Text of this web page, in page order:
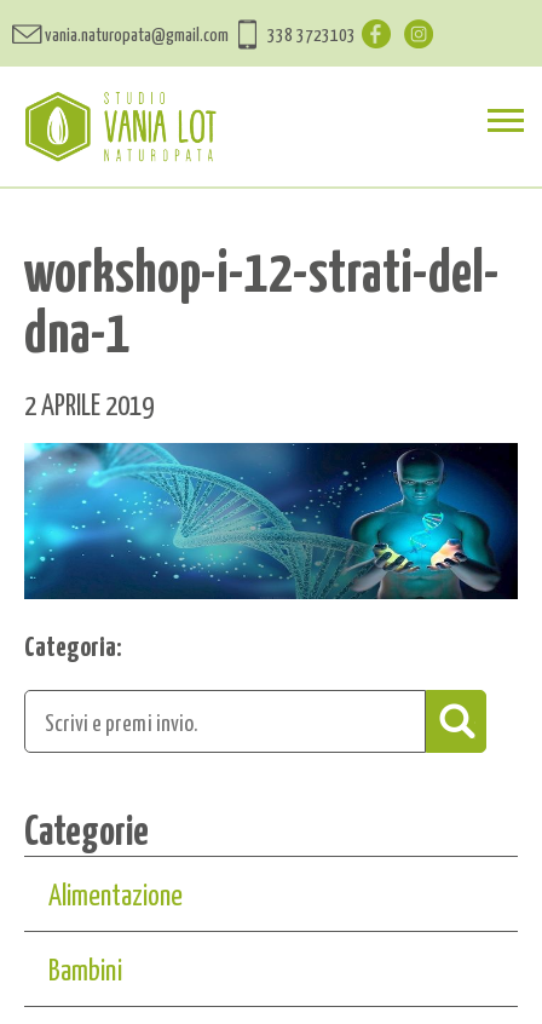
vania.naturopata@gmail.com 338 3723103
workshop-i-12-strati-del-
dna-1
2 APRILE 2019
Categoria:
Categorie
Alimentazione
Bambini